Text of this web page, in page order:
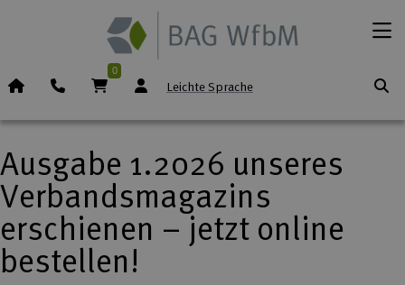
Startseite (Icon)
Telefon Warenkorb
0
Leichte Sprache
Ausgabe 1.2026 unseres
Verbandsmagazins
erschienen – jetzt online
bestellen!